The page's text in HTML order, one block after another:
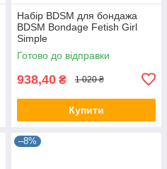
Набір BDSM для бондажа
BDSM Bondage Fetish Girl
Simple
Готово до відправки
938,40 ₴ 1 020 ₴
Купити
–8%